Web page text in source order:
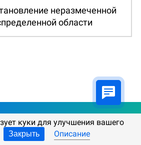
неразмеченной
области
куки для улучшения вашего
Закрыть Описание